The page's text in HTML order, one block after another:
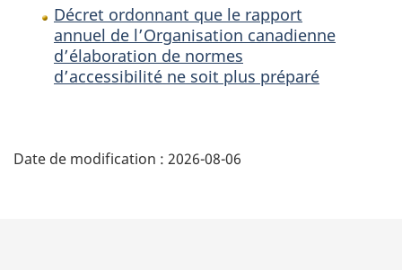
ne
soit
plus
préparé
d’accessibilité
ne
soit
plus
d’accessibilité
ne
plus
Décret ordonnant que le rapport
annuel de l’Organisation canadienne
d’élaboration de normes
d’accessibilité ne soit plus préparé
é
Date de modification : 2026-08-06